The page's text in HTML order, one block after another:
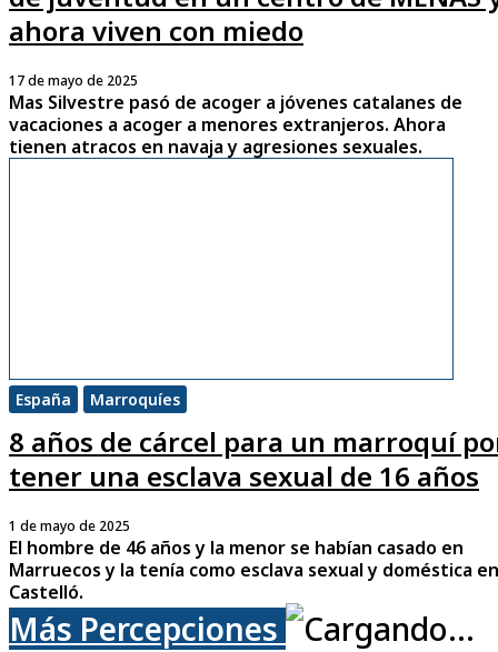
ahora viven con miedo
17 de mayo de 2025
Mas Silvestre pasó de acoger a jóvenes catalanes de
vacaciones a acoger a menores extranjeros. Ahora
tienen atracos en navaja y agresiones sexuales.
España Marroquíes
8 años de cárcel para un marroquí
tener una esclava sexual de 16 años
1 de mayo de 2025
El hombre de 46 años y la menor se habían casado en
Marruecos y la tenía como esclava sexual y doméstica en
Castelló.
Más Percepciones